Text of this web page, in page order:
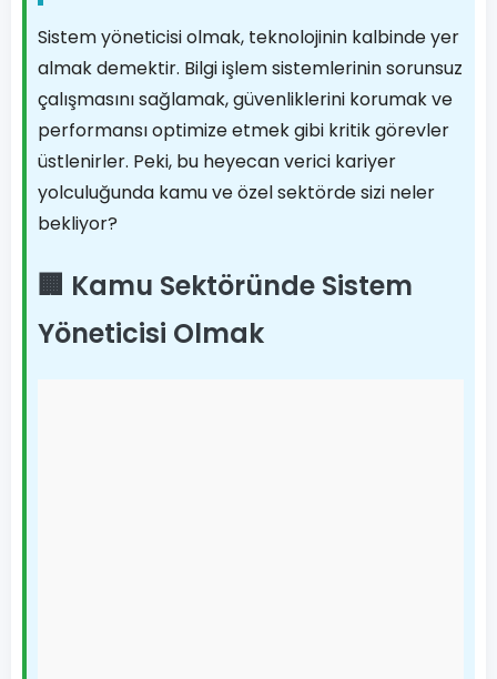
Sistem yöneticisi olmak, teknolojinin kalbinde yer
almak demektir. Bilgi işlem sistemlerinin sorunsuz
çalışmasını sağlamak, güvenliklerini korumak ve
performansı optimize etmek gibi kritik görevler
üstlenirler. Peki, bu heyecan verici kariyer
yolculuğunda kamu ve özel sektörde sizi neler
bekliyor?
🏢 Kamu Sektöründe Sistem
Yöneticisi Olmak